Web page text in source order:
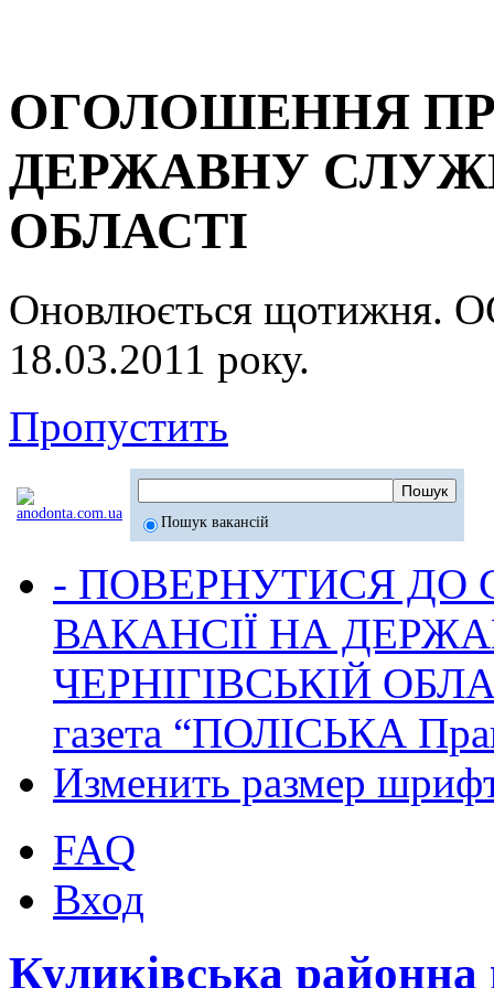
ОГОЛОШЕННЯ
ДЕРЖАВНУ
ОБЛАСТІ
Оновлюється
18.03.2011 року.
Пропустить
Пошук вакансій
- ПОВЕРНУТИСЯ ДО
ВАКАНСІЇ НА
ЧЕРНІГІВСЬКІЙ
газета “ПОЛІСЬКА
Изменить размер
FAQ
Вход
Куликівська